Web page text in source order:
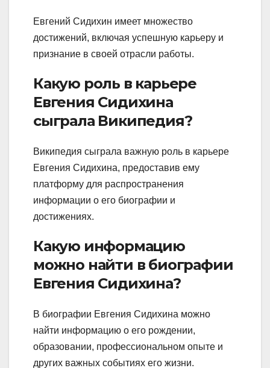
Евгений Сидихин имеет множество
достижений, включая успешную карьеру и
признание в своей отрасли работы.
Какую роль в карьере
Евгения Сидихина
сыграла Википедия?
Википедия сыграла важную роль в карьере
Евгения Сидихина, предоставив ему
платформу для распространения
информации о его биографии и
достижениях.
Какую информацию
можно найти в биографии
Евгения Сидихина?
В биографии Евгения Сидихина можно
найти информацию о его рождении,
образовании, профессиональном опыте и
других важных событиях его жизни.